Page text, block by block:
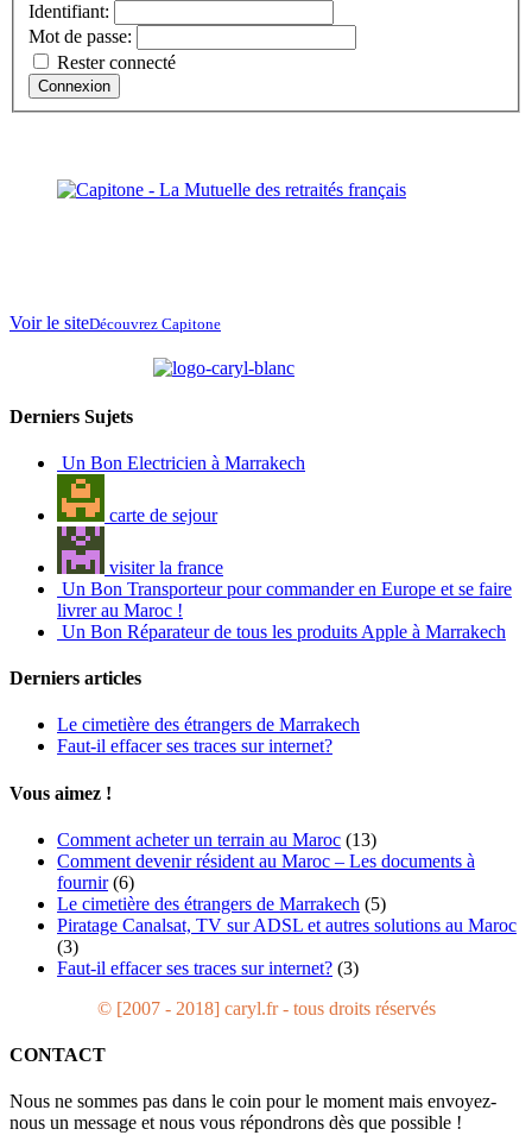
Identifiant:
Mot de passe:
Rester connecté
Connexion
Voir le siteDécouvrez Capitone
Derniers Sujets
Un Bon Electricien à Marrakech
carte de sejour
visiter la france
Un Bon Transporteur pour commander en Europe et se faire
livrer au Maroc !
Un Bon Réparateur de tous les produits Apple à Marrakech
Derniers articles
Le cimetière des étrangers de Marrakech
Faut-il effacer ses traces sur internet?
Vous aimez !
Comment acheter un terrain au Maroc (13)
Comment devenir résident au Maroc – Les documents à
fournir (6)
Le cimetière des étrangers de Marrakech (5)
Piratage Canalsat, TV sur ADSL et autres solutions au Maroc
(3)
Faut-il effacer ses traces sur internet? (3)
© [2007 - 2018] caryl.fr - tous droits réservés
CONTACT
Nous ne sommes pas dans le coin pour le moment mais envoyez-
nous un message et nous vous répondrons dès que possible !